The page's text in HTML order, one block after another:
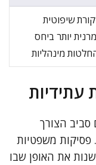
שיפוטית
יותר ביחס
מינהליות
עתידיות
סביב הצורך
משפטיות
את האופן שבו